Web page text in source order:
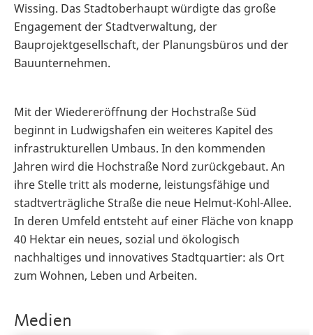
Wissing. Das Stadtoberhaupt würdigte das große
Engagement der Stadtverwaltung, der
Bauprojektgesellschaft, der Planungsbüros und der
Bauunternehmen.
Mit der Wiedereröffnung der Hochstraße Süd
beginnt in Ludwigshafen ein weiteres Kapitel des
infrastrukturellen Umbaus. In den kommenden
Jahren wird die Hochstraße Nord zurückgebaut. An
ihre Stelle tritt als moderne, leistungsfähige und
stadtverträgliche Straße die neue Helmut-Kohl-Allee.
In deren Umfeld entsteht auf einer Fläche von knapp
40 Hektar ein neues, sozial und ökologisch
nachhaltiges und innovatives Stadtquartier: als Ort
zum Wohnen, Leben und Arbeiten.
Medien